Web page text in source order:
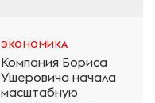
ЭКОНОМИКА
Компания Бориса
Ушеровича начала
масштабную